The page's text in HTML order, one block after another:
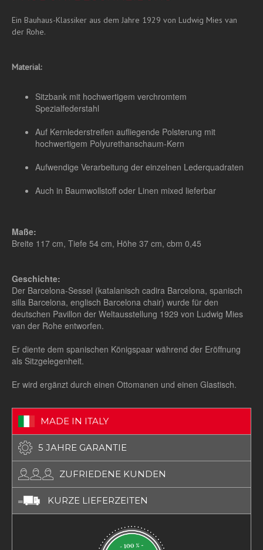
Ein Bauhaus-Klassiker aus dem Jahre 1929 von Ludwig Mies van
der Rohe.
Material:
Sitzbank mit hochwertigem verchromtem
Spezialfederstahl
Auf Kernlederstreifen aufliegende Polsterung mit
hochwertigem Polyurethanschaum-Kern
Aufwendige Verarbeitung der einzelnen Lederquadraten
Auch in Baumwollstoff oder Linen mixed lieferbar
Maße:
Breite 117 cm, Tiefe 54 cm, Höhe 37 cm, cbm 0,45
Geschichte:
Der Barcelona-Sessel (katalanisch cadira Barcelona, spanisch
silla Barcelona, englisch Barcelona chair) wurde für den
deutschen Pavillon der Weltausstellung 1929 von Ludwig Mies
van der Rohe entworfen.
Er diente dem spanischen Königspaar während der Eröffnung
als Sitzgelegenheit.
Er wird ergänzt durch einen Ottomanen und einen Glastisch.
MADE IN ITALY
5 JAHRE GARANTIE
ZUFRIEDENE KUNDEN
KURZE LIEFERZEITEN